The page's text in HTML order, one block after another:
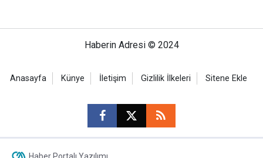
Haberin Adresi © 2024
Anasayfa Künye İletişim Gizlilik İlkeleri Sitene Ekle